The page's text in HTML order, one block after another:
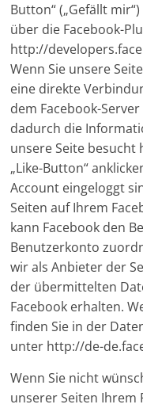
Button“ („Gefällt
über die Facebook-
http://
Wenn Sie unsere
eine direkte
dem Facebook-
dadurch die
unsere Seite besucht
„Like-Button“
Account eingeloggt
Seiten auf Ihrem
kann Facebook den
Benutzerkonto
wir als Anbieter der
der übermittelten
Facebook erhalten.
finden Sie in der
unter http://de-
Wenn Sie nicht
unserer Seiten Ihrem